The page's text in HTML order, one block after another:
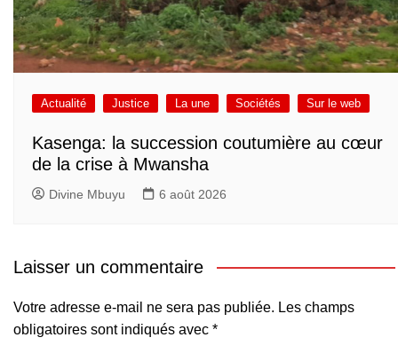
Actualité Justice La une Sociétés Sur le web
Kasenga: la succession coutumière au cœur
de la crise à Mwansha
Divine Mbuyu 6 août 2026
Laisser un commentaire
Votre adresse e-mail ne sera pas publiée. Les champs
obligatoires sont indiqués avec *